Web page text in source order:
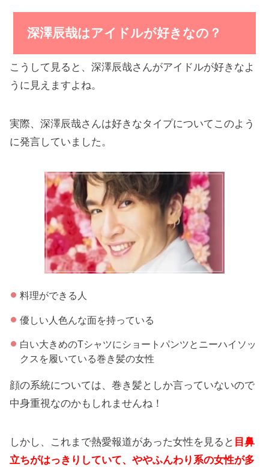
深澤辰哉はアイドルが好きなの？
こうして見ると、深澤辰哉さんがアイドルが好きなよ
うに見えますよね。
実際、深澤辰哉さんは好きなタイプについてこのよう
に発言していました。
料理ができる人
優しい人色んな面を持っている
白い大きめのTシャツにショートパンツとニーハイソッ
クスを履いている巻き髪の女性
顔の系統については、巻き髪としか言っていないので
中身重視なのかもしれませんね！
しかし、これまで熱愛報道があった女性を見ると 目鼻
立ちがはっきりしていて、ややふんわり系の女性が多